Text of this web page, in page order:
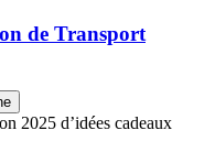
de Transport
2025 d’idées cadeaux